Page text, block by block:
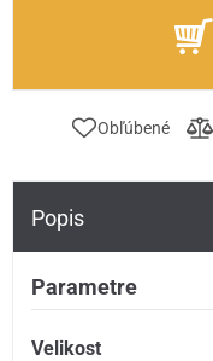
Obľúbené
Popis
Parametre
Velikost